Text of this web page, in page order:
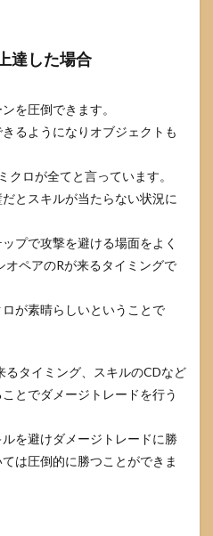
達した場合
を圧倒できます。
るようになりオブジェクトも
クロが全てと言っています。
とスキルが当たらない状況に
プで攻撃を避ける場面をよく
オペアのRが来るタイミングで
が素晴らしいということで
るタイミング、スキルのCDなど
とでダメージトレードを行う
を避けダメージトレードに勝
は圧倒的に勝つことができま